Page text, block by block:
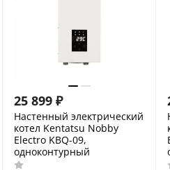
25 899 ₽
Настенный электрический
котел Kentatsu Nobby
Electro KBQ-09,
одноконтурный